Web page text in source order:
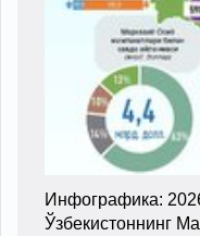
Инфографика:
Ўзбекистоннинг